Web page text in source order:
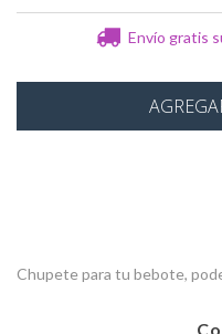
Envío gratis
Chupete para tu bebote,